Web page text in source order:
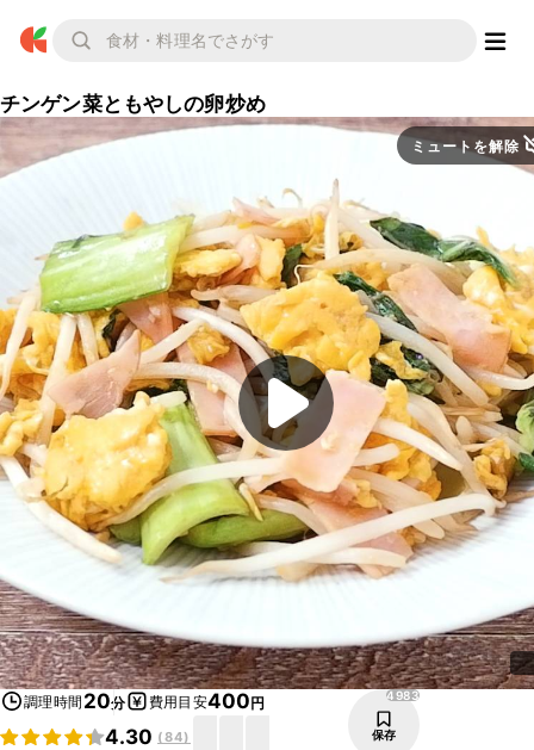
チンゲン菜ともやしの卵炒め
ミュートを解除
調理時間 20分 費用目安400円
4.30 (84)
4983
保存